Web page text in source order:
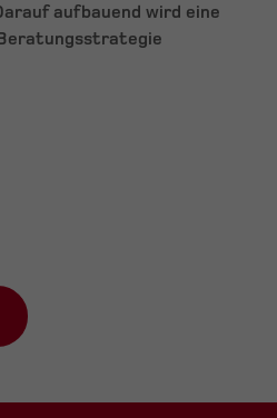
aufbauend wird eine